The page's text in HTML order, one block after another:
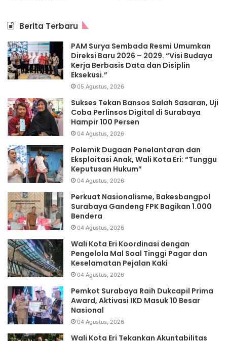
Berita Terbaru
PAM Surya Sembada Resmi Umumkan
Direksi Baru 2026 – 2029. “Visi Budaya
Kerja Berbasis Data dan Disiplin
Eksekusi.”
05 Agustus, 2026
Sukses Tekan Bansos Salah Sasaran, Uji
Coba Perlinsos Digital di Surabaya
Hampir 100 Persen
04 Agustus, 2026
Polemik Dugaan Penelantaran dan
Eksploitasi Anak, Wali Kota Eri: “Tunggu
Keputusan Hukum”
04 Agustus, 2026
Perkuat Nasionalisme, Bakesbangpol
Surabaya Gandeng FPK Bagikan 1.000
Bendera
04 Agustus, 2026
Wali Kota Eri Koordinasi dengan
Pengelola Mal Soal Tinggi Pagar dan
Keselamatan Pejalan Kaki
04 Agustus, 2026
Pemkot Surabaya Raih Dukcapil Prima
Award, Aktivasi IKD Masuk 10 Besar
Nasional
04 Agustus, 2026
Wali Kota Eri Tekankan Akuntabilitas